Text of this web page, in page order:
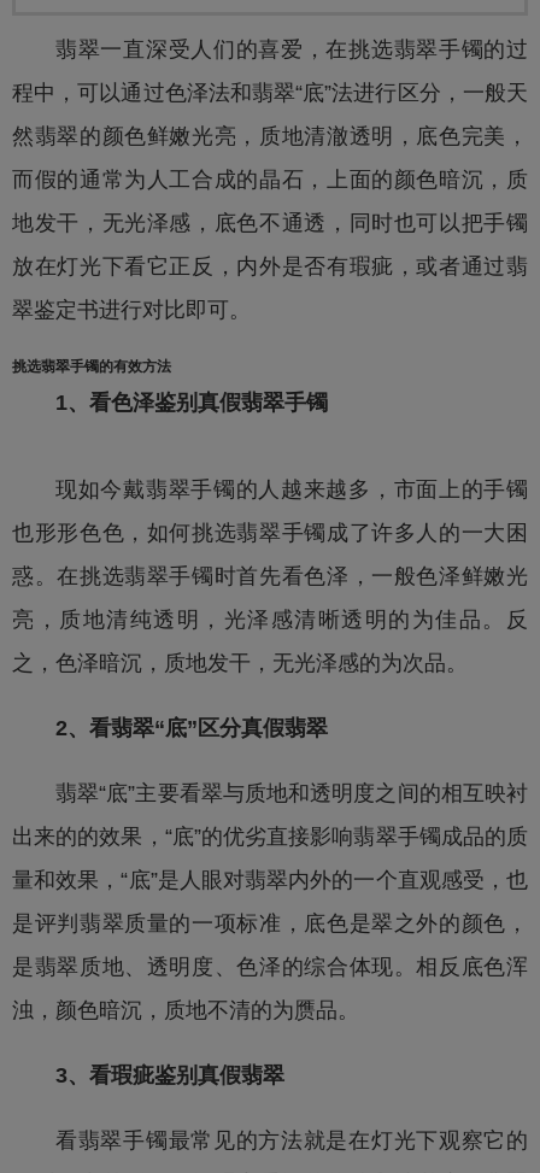
翡翠一直深受人们的喜爱，在挑选翡翠手镯的过
程中，可以通过色泽法和翡翠“底”法进行区分，一般天
然翡翠的颜色鲜嫩光亮，质地清澈透明，底色完美，
而假的通常为人工合成的晶石，上面的颜色暗沉，质
地发干，无光泽感，底色不通透，同时也可以把手镯
放在灯光下看它正反，内外是否有瑕疵，或者通过翡
翠鉴定书进行对比即可。
挑选翡翠手镯的有效方法
1、看色泽鉴别真假翡翠手镯
现如今戴翡翠手镯的人越来越多，市面上的手镯
也形形色色，如何挑选翡翠手镯成了许多人的一大困
惑。在挑选翡翠手镯时首先看色泽，一般色泽鲜嫩光
亮，质地清纯透明，光泽感清晰透明的为佳品。反
之，色泽暗沉，质地发干，无光泽感的为次品。
2、看翡翠“底”区分真假翡翠
翡翠“底”主要看翠与质地和透明度之间的相互映衬
出来的的效果，“底”的优劣直接影响翡翠手镯成品的质
量和效果，“底”是人眼对翡翠内外的一个直观感受，也
是评判翡翠质量的一项标准，底色是翠之外的颜色，
是翡翠质地、透明度、色泽的综合体现。相反底色浑
浊，颜色暗沉，质地不清的为赝品。
3、看瑕疵鉴别真假翡翠
看翡翠手镯最常见的方法就是在灯光下观察它的